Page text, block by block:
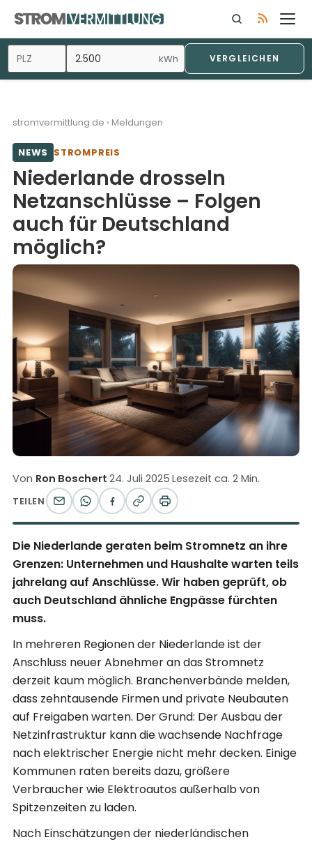
Inhalt
springen
kWh VERGLEICHEN
stromvermittlung.de › Meldungen
NEWS STROMPREIS
Niederlande drosseln
Netzanschlüsse – Folgen
auch für Deutschland
möglich?
Von Ron Boschert·24. Juli 2025·Lesezeit ca. 2 Min.
TEILEN
Die Niederlande geraten beim Stromnetz an ihre
Grenzen: Unternehmen und Haushalte warten teils
jahrelang auf Anschlüsse. Wir haben geprüft, ob
auch Deutschland ähnliche Engpässe fürchten
muss.
In mehreren Regionen der Niederlande ist der
Anschluss neuer Abnehmer an das Stromnetz
derzeit kaum möglich. Branchenverbände melden,
dass zehntausende Firmen und private Neubauten
auf Freigaben warten. Der Grund: Der Ausbau der
Netzinfrastruktur kann die wachsende Nachfrage
nach elektrischer Energie nicht mehr decken. Einige
Kommunen raten bereits dazu, größere
Verbraucher wie Elektroautos außerhalb von
Spitzenzeiten zu laden.
Nach Einschätzungen der niederländischen